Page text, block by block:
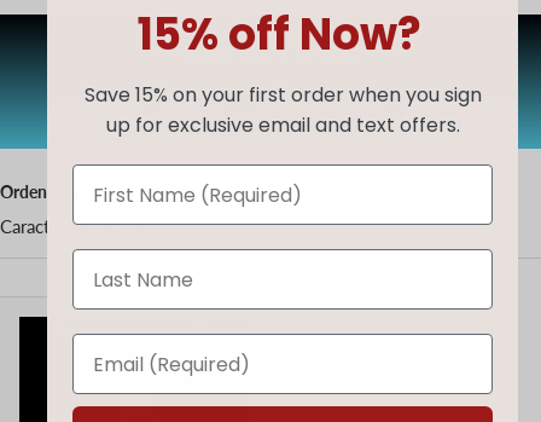
Save 20% Today!
AUG20 Copiar código
Ordenar por
Características
15% off Now?
Save 15% on your first order when you sign
up for exclusive email and text offers.